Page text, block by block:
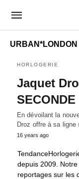
URBAN*LONDON
HORLOGERIE
Jaquet
En dévoilant la
Droz offre à sa
16 years ago
depuis 2009.
reportages sur les